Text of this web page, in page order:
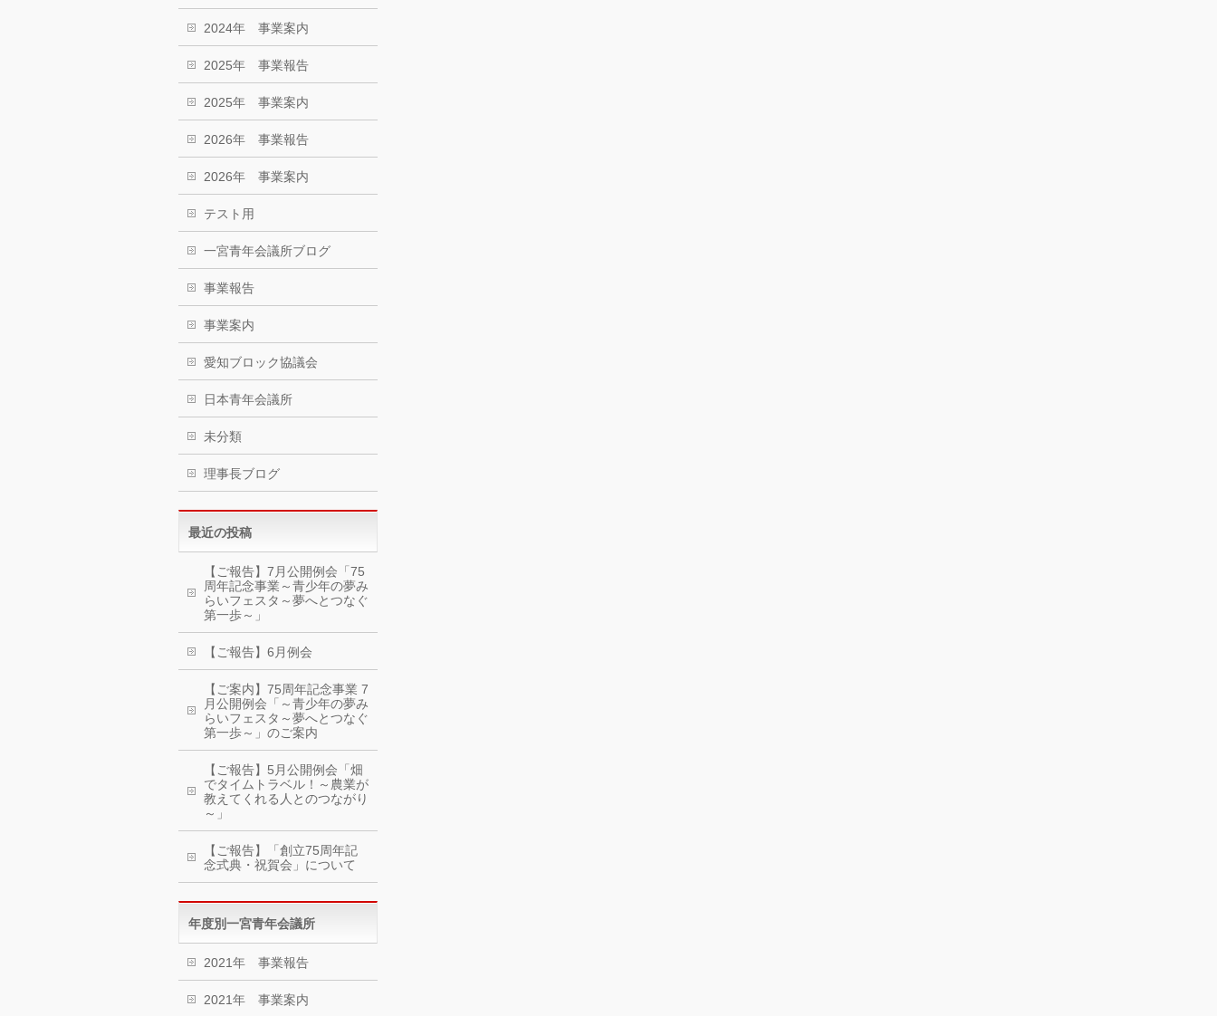
2024年 事業案内
2025年 事業報告
2025年 事業案内
2026年 事業報告
2026年 事業案内
テスト用
一宮青年会議所ブログ
事業報告
事業案内
愛知ブロック協議会
日本青年会議所
未分類
理事長ブログ
最近の投稿
【ご報告】7月公開例会「75
周年記念事業～青少年の夢み
らいフェスタ～夢へとつなぐ
第一歩～」
【ご報告】6月例会
【ご案内】75周年記念事業 7
月公開例会「～青少年の夢み
らいフェスタ～夢へとつなぐ
第一歩～」のご案内
【ご報告】5月公開例会「畑
でタイムトラベル！～農業が
教えてくれる人とのつながり
～」
【ご報告】「創立75周年記
念式典・祝賀会」について
年度別一宮青年会議所
2021年 事業報告
2021年 事業案内